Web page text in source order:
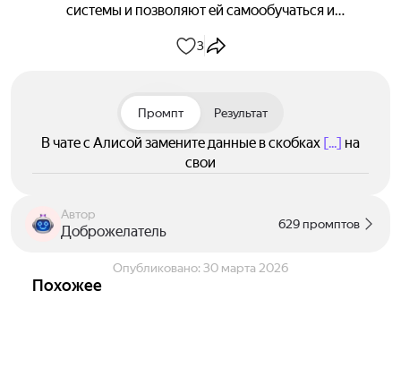
системы и позволяют ей самообучаться и
3
Промпт Результат
В чате с Алисой замените данные в скобках [...] на
свои
Автор
Доброжелатель 629 промптов
Опубликовано: 30 марта 2026
Похожее